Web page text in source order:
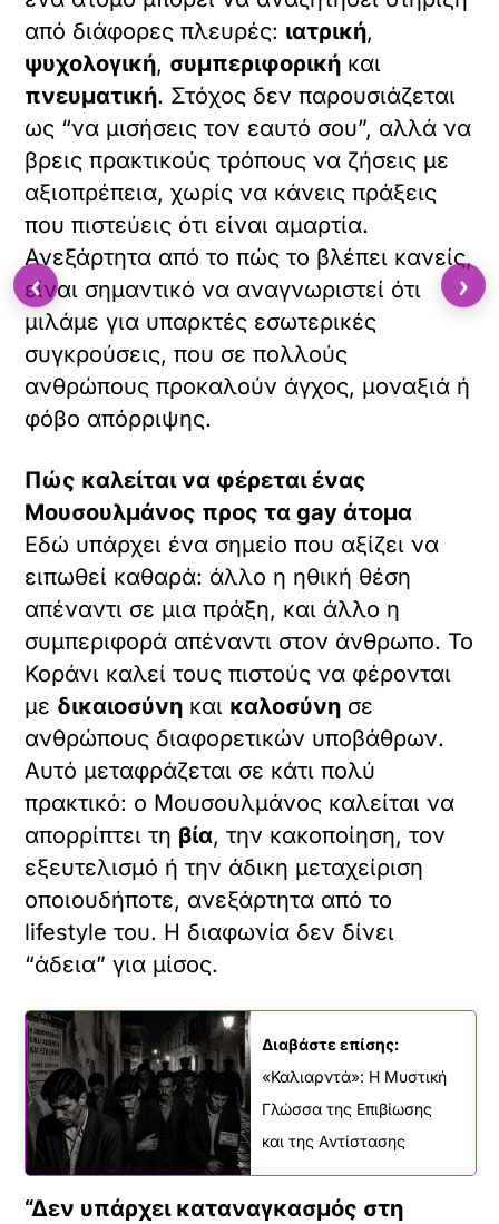
από διάφορες πλευρές: ιατρική,
ψυχολογική, συμπεριφορική και
πνευματική. Στόχος δεν παρουσιάζεται
ως “να μισήσεις τον εαυτό σου”, αλλά να
βρεις πρακτικούς τρόπους να ζήσεις με
αξιοπρέπεια, χωρίς να κάνεις πράξεις
που πιστεύεις ότι είναι αμαρτία.
Ανεξάρτητα από το πώς το βλέπει κανείς,
είναι σημαντικό να αναγνωριστεί ότι
μιλάμε για υπαρκτές εσωτερικές
συγκρούσεις, που σε πολλούς
ανθρώπους προκαλούν άγχος, μοναξιά ή
φόβο απόρριψης.
Πώς καλείται να φέρεται ένας
Μουσουλμάνος προς τα gay άτομα
Εδώ υπάρχει ένα σημείο που αξίζει να
ειπωθεί καθαρά: άλλο η ηθική θέση
απέναντι σε μια πράξη, και άλλο η
συμπεριφορά απέναντι στον άνθρωπο. Το
Κοράνι καλεί τους πιστούς να φέρονται
με δικαιοσύνη και καλοσύνη σε
ανθρώπους διαφορετικών υποβάθρων.
Αυτό μεταφράζεται σε κάτι πολύ
πρακτικό: ο Μουσουλμάνος καλείται να
απορρίπτει τη βία, την κακοποίηση, τον
εξευτελισμό ή την άδικη μεταχείριση
οποιουδήποτε, ανεξάρτητα από το
lifestyle του. Η διαφωνία δεν δίνει
“άδεια” για μίσος.
Διαβάστε επίσης:
«Καλιαρντά»: Η Μυστική
Γλώσσα της Επιβίωσης
και της Αντίστασης
“Δεν υπάρχει καταναγκασμός στη
‹ ›